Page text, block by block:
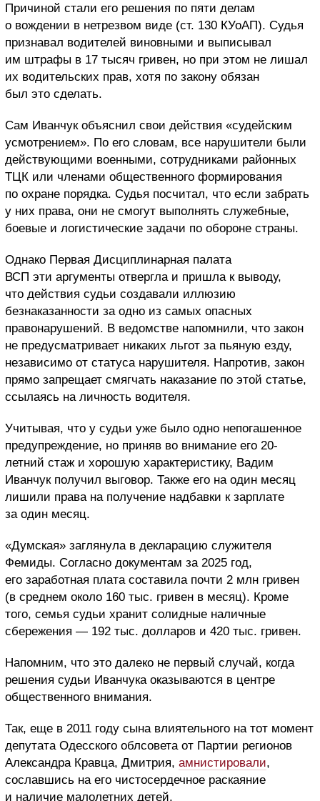
Причиной стали его решения по пяти делам
о вождении в нетрезвом виде (ст. 130 КУоАП). Судья
признавал водителей виновными и выписывал
им штрафы в 17 тысяч гривен, но при этом не лишал
их водительских прав, хотя по закону обязан
был это сделать.
Сам Иванчук объяснил свои действия «судейским
усмотрением». По его словам, все нарушители были
действующими военными, сотрудниками районных
ТЦК или членами общественного формирования
по охране порядка. Судья посчитал, что если забрать
у них права, они не смогут выполнять служебные,
боевые и логистические задачи по обороне страны.
Однако Первая Дисциплинарная палата
ВСП эти аргументы отвергла и пришла к выводу,
что действия судьи создавали иллюзию
безнаказанности за одно из самых опасных
правонарушений. В ведомстве напомнили, что закон
не предусматривает никаких льгот за пьяную езду,
независимо от статуса нарушителя. Напротив, закон
прямо запрещает смягчать наказание по этой статье,
ссылаясь на личность водителя.
Учитывая, что у судьи уже было одно непогашенное
предупреждение, но приняв во внимание его 20-
летний стаж и хорошую характеристику, Вадим
Иванчук получил выговор. Также его на один месяц
лишили права на получение надбавки к зарплате
за один месяц.
«Думская» заглянула в декларацию служителя
Фемиды. Согласно документам за 2025 год,
его заработная плата составила почти 2 млн гривен
(в среднем около 160 тыс. гривен в месяц). Кроме
того, семья судьи хранит солидные наличные
сбережения — 192 тыс. долларов и 420 тыс. гривен.
Напомним, что это далеко не первый случай, когда
решения судьи Иванчука оказываются в центре
общественного внимания.
Так, еще в 2011 году сына влиятельного на тот момент
депутата Одесского облсовета от Партии регионов
Александра Кравца, Дмитрия, амнистировали,
сославшись на его чистосердечное раскаяние
и наличие малолетних детей.